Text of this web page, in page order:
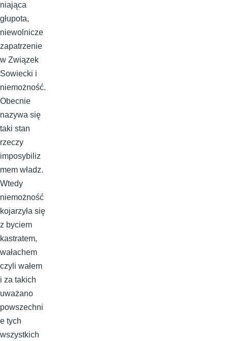
niająca
głupota,
niewolnicze
zapatrzenie
w Związek
Sowiecki i
niemożność.
Obecnie
nazywa się
taki stan
rzeczy
imposybiliz
mem władz.
Wtedy
niemożność
kojarzyła się
z byciem
kastratem,
wałachem
czyli wałem
i za takich
uważano
powszechni
e tych
wszystkich